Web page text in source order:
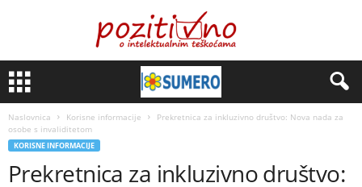
Naslovnica Korisne informacije
Prekretnica za inkluzivno društvo: Nova nada za
osobe s invaliditetom
KORISNE INFORMACIJE
Prekretnica za inkluzivno društvo: